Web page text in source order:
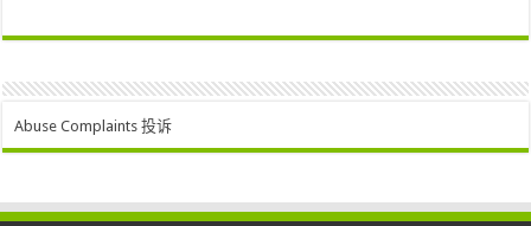
Abuse Complaints 投诉